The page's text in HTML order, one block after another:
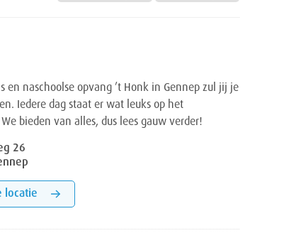
en naschoolse opvang ’t Honk in Gennep zul jij je
Iedere dag staat er wat leuks op het
bieden van alles, dus lees gauw verder!
26
locatie